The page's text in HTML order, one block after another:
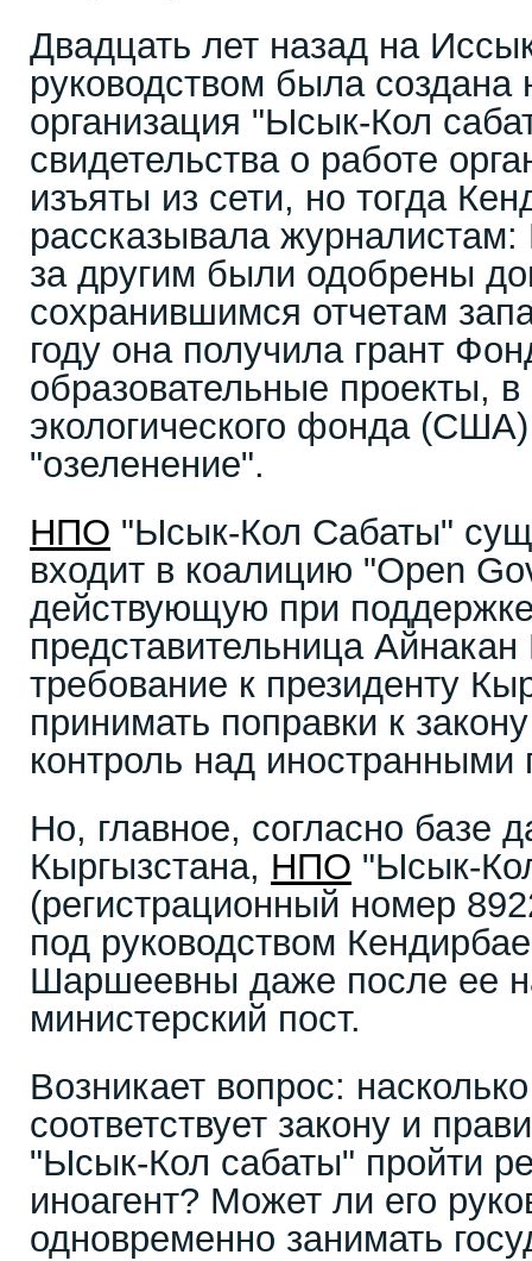
Двадцать лет назад на
руководством была создана
организация "Ысык-Кол
свидетельства о работе
изъяты из сети, но тогда
рассказывала
за другим были одобрены
сохранившимся отчетам
году она получила грант
образовательные проекты,
экологического фонда
"озеленение".
НПО "Ысык-Кол Сабаты"
входит в коалицию "Open
действующую при
представительница
требование к президенту
принимать поправки к
контроль над иностранными
Но, главное, согласно базе
Кыргызстана, НПО "Ысык-
(регистрационный номер
под руководством
Шаршеевны даже после ее
министерский пост.
Возникает вопрос:
соответствует закону и
"Ысык-Кол сабаты" пройти
иноагент? Может ли его
одновременно занимать